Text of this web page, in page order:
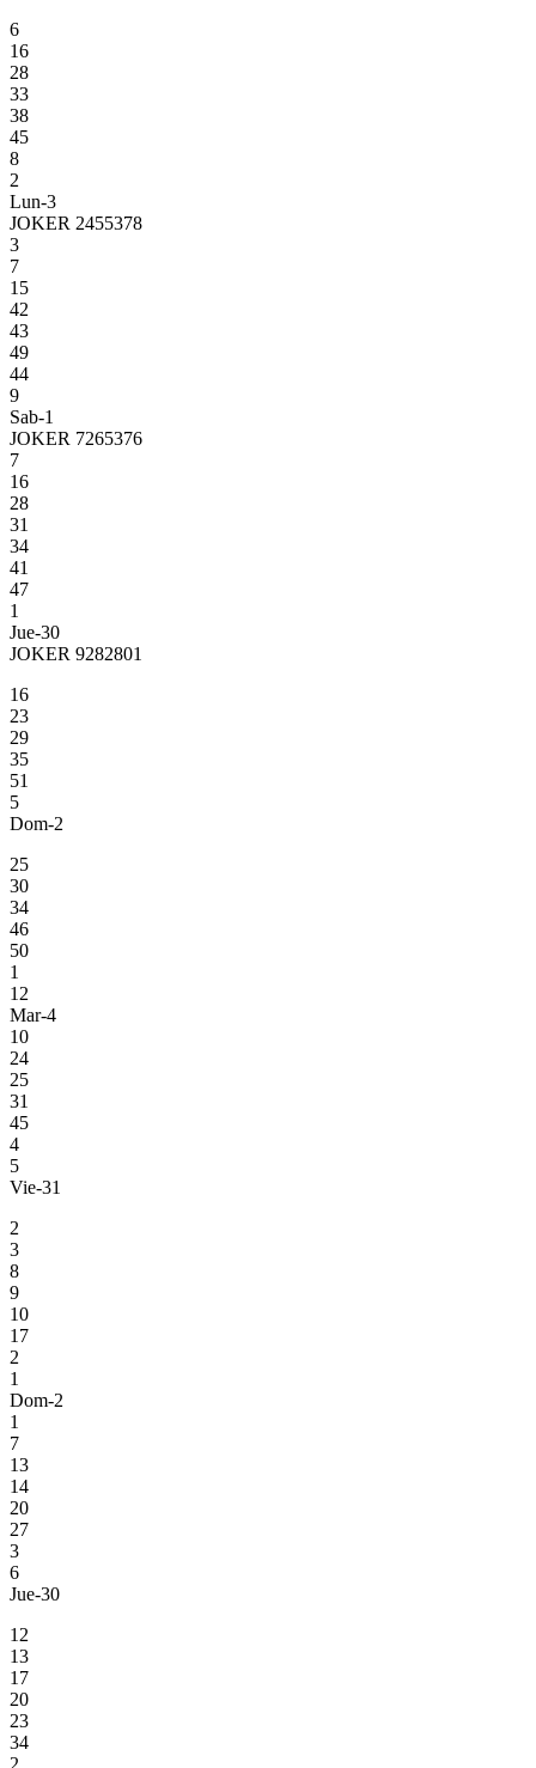
6
16
28
33
38
45
8
2
Lun-3
JOKER 2455378
3
7
15
42
43
49
44
9
Sab-1
JOKER 7265376
7
16
28
31
34
41
47
1
Jue-30
JOKER 9282801
16
23
29
35
51
5
Dom-2
25
30
34
46
50
1
12
Mar-4
10
24
25
31
45
4
5
Vie-31
2
3
8
9
10
17
2
1
Dom-2
1
7
13
14
20
27
3
6
Jue-30
12
13
17
20
23
34
2